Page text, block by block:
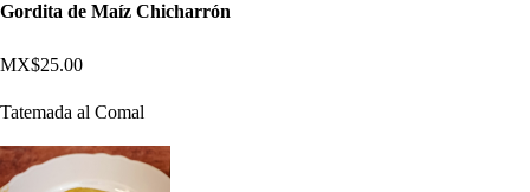
Gordita de Maíz Chicharrón
MX$25.00
Tatemada al Comal